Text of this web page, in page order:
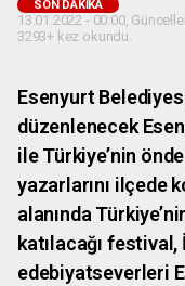
SON DAKIKA
13.01.2022 - 00:00,
3293+ kez okundu.
Esenyurt
düzenlenecek
ile Türkiye’nin
yazarlarını ilçede
alanında
katılacağı
edebiyatseverleri